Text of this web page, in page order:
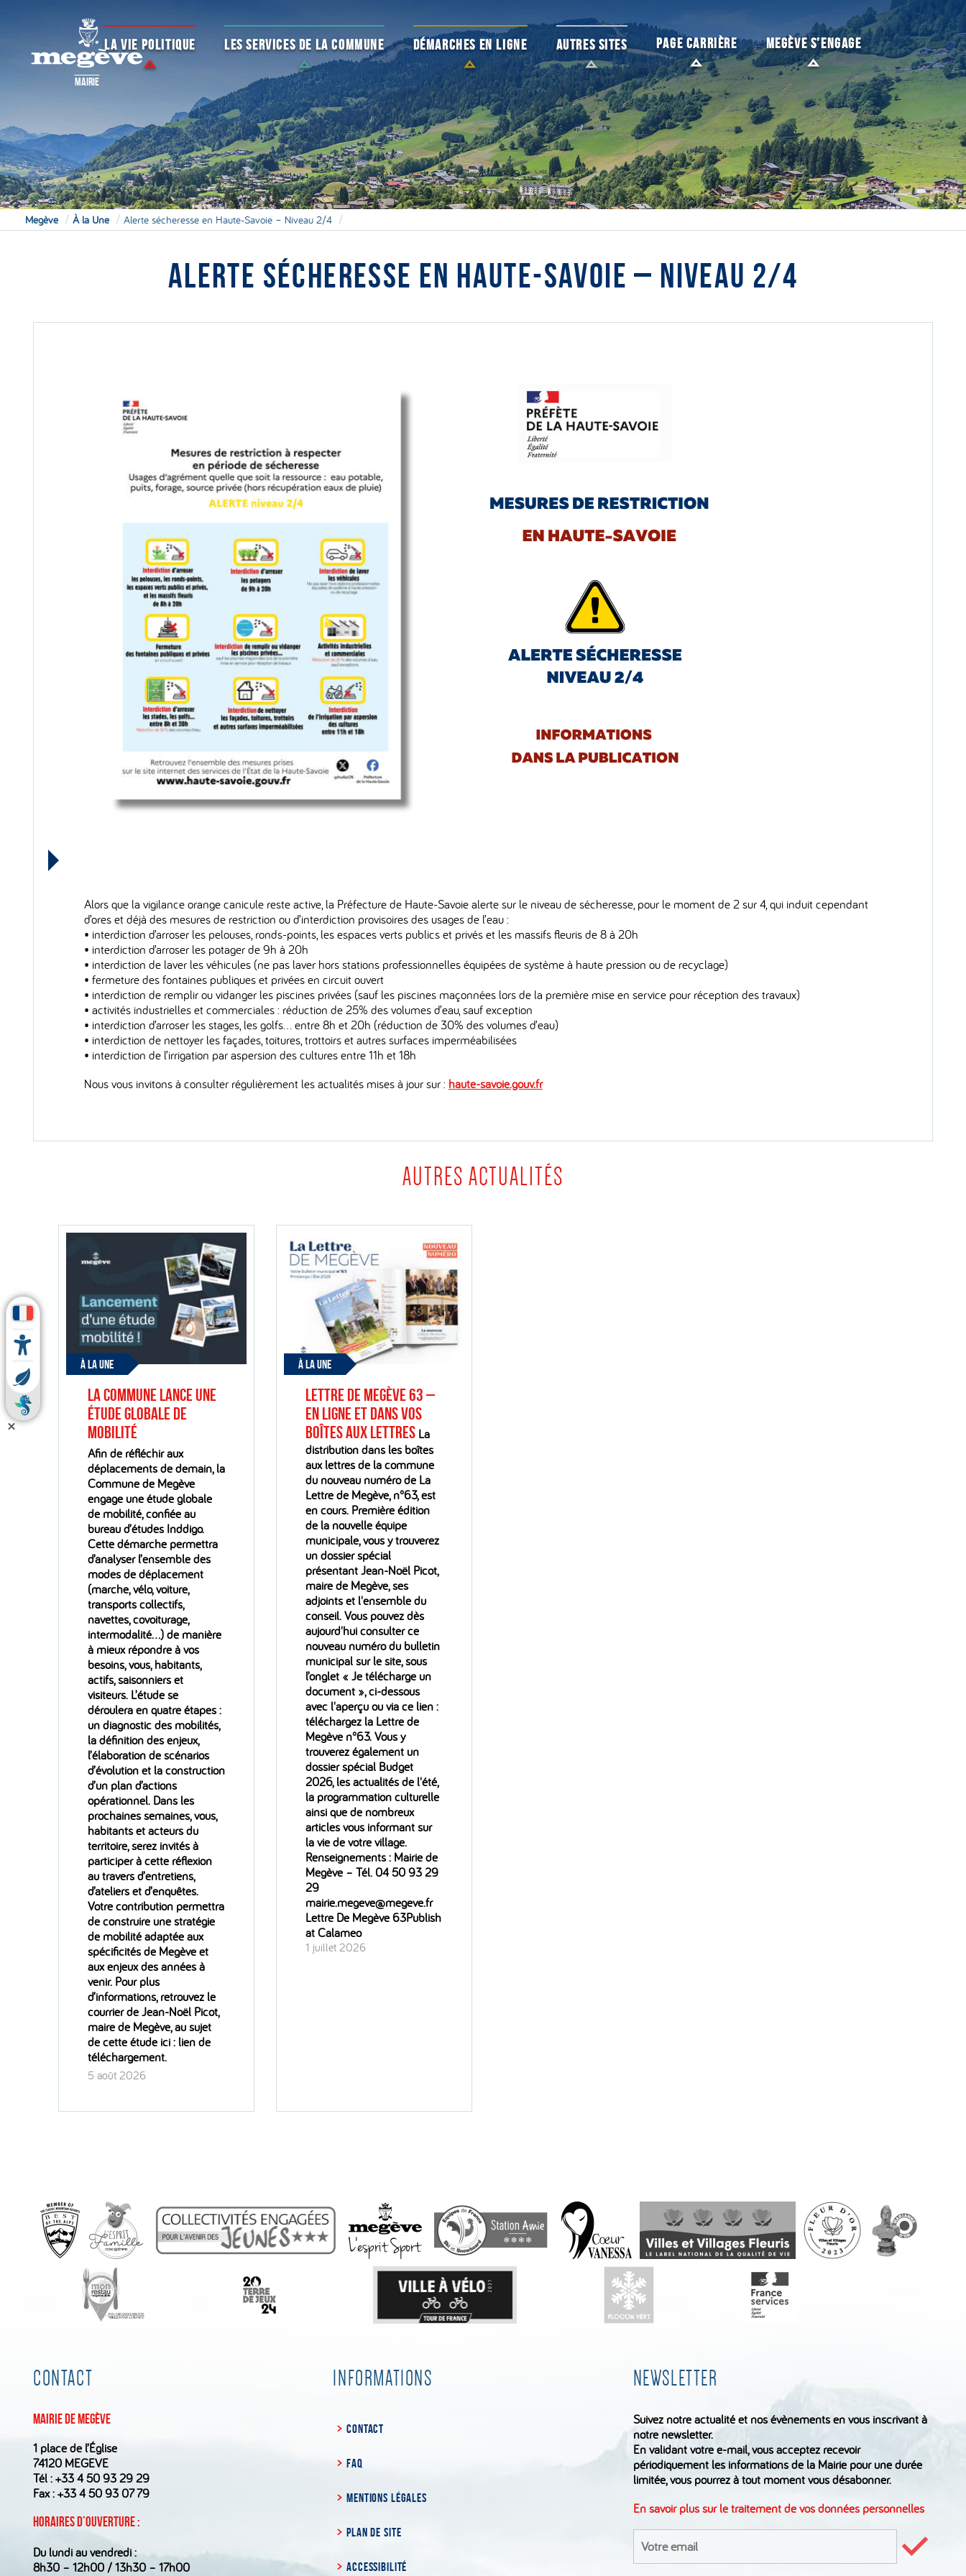
MAIRIE
LA VIE POLITIQUE LES SERVICES DE LA COMMUNE DÉMARCHES EN LIGNE AUTRES SITES PAGE CARRIÈRE MEGÈVE S’ENGAGE
Megève À la Une Alerte sécheresse en Haute-Savoie – Niveau 2/4
ALERTE SÉCHERESSE EN HAUTE-SAVOIE – NIVEAU 2/4
Alors que la vigilance orange canicule reste active, la Préfecture de Haute-Savoie alerte sur le niveau de sécheresse, pour le moment de 2 sur 4, qui induit cependant
d’ores et déjà des mesures de restriction ou d’interdiction provisoires des usages de l’eau :
• interdiction d’arroser les pelouses, ronds-points, les espaces verts publics et privés et les massifs fleuris de 8 à 20h
• interdiction d’arroser les potager de 9h à 20h
• interdiction de laver les véhicules (ne pas laver hors stations professionnelles équipées de système à haute pression ou de recyclage)
• fermeture des fontaines publiques et privées en circuit ouvert
• interdiction de remplir ou vidanger les piscines privées (sauf les piscines maçonnées lors de la première mise en service pour réception des travaux)
• activités industrielles et commerciales : réduction de 25% des volumes d’eau, sauf exception
• interdiction d’arroser les stages, les golfs… entre 8h et 20h (réduction de 30% des volumes d’eau)
• interdiction de nettoyer les façades, toitures, trottoirs et autres surfaces imperméabilisées
• interdiction de l’irrigation par aspersion des cultures entre 11h et 18h
Nous vous invitons à consulter régulièrement les actualités mises à jour sur : haute-savoie.gouv.fr
AUTRES ACTUALITÉS
À LA UNE
La Commune lance une
étude globale de
mobilité
Afin de réfléchir aux
déplacements de demain, la
Commune de Megève
engage une étude globale
de mobilité, confiée au
bureau d’études Inddigo.
Cette démarche permettra
d’analyser l’ensemble des
modes de déplacement
(marche, vélo, voiture,
transports collectifs,
navettes, covoiturage,
intermodalité…) de manière
à mieux répondre à vos
besoins, vous, habitants,
actifs, saisonniers et
visiteurs. L’étude se
déroulera en quatre étapes :
un diagnostic des mobilités,
la définition des enjeux,
l’élaboration de scénarios
d’évolution et la construction
d’un plan d’actions
opérationnel. Dans les
prochaines semaines, vous,
habitants et acteurs du
territoire, serez invités à
participer à cette réflexion
au travers d’entretiens,
d’ateliers et d’enquêtes.
Votre contribution permettra
de construire une stratégie
de mobilité adaptée aux
spécificités de Megève et
aux enjeux des années à
venir. Pour plus
d’informations, retrouvez le
courrier de Jean-Noël Picot,
maire de Megève, au sujet
de cette étude ici : lien de
téléchargement.
5 août 2026
À LA UNE
Lettre de Megève 63 –
En ligne et dans vos
boîtes aux lettres La
distribution dans les boîtes
aux lettres de la commune
du nouveau numéro de La
Lettre de Megève, n°63, est
en cours. Première édition
de la nouvelle équipe
municipale, vous y trouverez
un dossier spécial
présentant Jean-Noël Picot,
maire de Megève, ses
adjoints et l'ensemble du
conseil. Vous pouvez dès
aujourd'hui consulter ce
nouveau numéro du bulletin
municipal sur le site, sous
l’onglet « Je télécharge un
document », ci-dessous
avec l'aperçu ou via ce lien :
téléchargez la Lettre de
Megève n°63. Vous y
trouverez également un
dossier spécial Budget
2026, les actualités de l'été,
la programmation culturelle
ainsi que de nombreux
articles vous informant sur
la vie de votre village.
Renseignements : Mairie de
Megève – Tél. 04 50 93 29
29
mairie.megeve@megeve.fr
Lettre De Megève 63Publish
at Calameo
1 juillet 2026
CONTACT
Mairie de Megève
1 place de l’Église
74120 MEGEVE
Tél :+33 4 50 93 29 29
Fax : +33 4 50 93 07 79
Horaires d’ouverture :
Du lundi au vendredi :
8h30 – 12h00 / 13h30 – 17h00
INFORMATIONS
CONTACT
FAQ
MENTIONS LÉGALES
PLAN DE SITE
ACCESSIBILITÉ
NEWSLETTER
Suivez notre actualité et nos évènements en vous inscrivant à
notre newsletter.
En validant votre e-mail, vous acceptez recevoir
périodiquement les informations de la Mairie pour une durée
limitée, vous pourrez à tout moment vous désabonner.
En savoir plus sur le traitement de vos données personnelles
la
Valider